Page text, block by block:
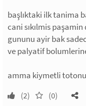
başlıktaki ilk tanima
cani sıkılmis
gununu ayir bak
ve palyatif
amma kiymetli
(2) (0)